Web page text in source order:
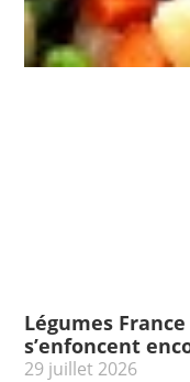
Légumes
s’enfoncent
29 juillet 2026